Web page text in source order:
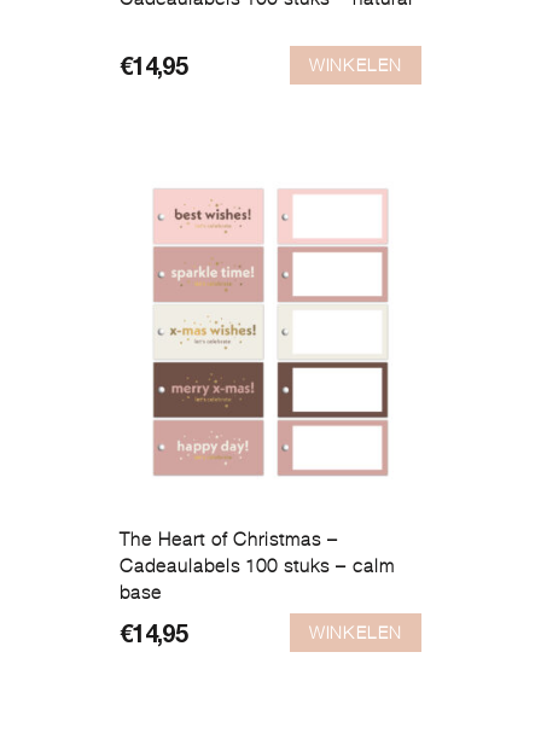
€14,95 WINKELEN
The Heart of Christmas –
Cadeaulabels 100 stuks – calm
base
€14,95 WINKELEN